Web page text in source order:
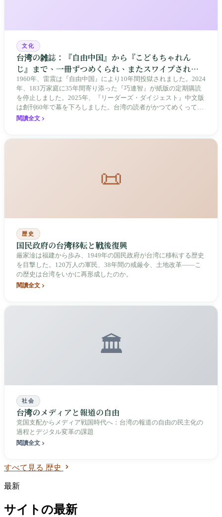
文化
台湾の雑誌：『自由中国』から『こどもちゃれん
じ』まで、一冊ずつめくられ、またスワイプされて
きた読書史
1960年、雷震は『自由中国』により10年間投獄されました。2024
年、183万家庭に35年間寄り添った『巧連智』が紙版の定期購読
を停止しました。2025年、『リーダーズ・ダイジェスト』中文版
は創刊60年で幕を下ろしました。台湾の読者がかつてめくってき
たものは、いま一ページずつスワイプされています。
閱讀全文
📜
歴史
国民政府の台湾移転と戦後復興
厳家淦は福建から歩み、1949年の国民政府が台湾に移転する歴史
を目撃した。120万人の軍民、38年間の戒厳令、土地改革——こ
の歴史は台湾をいかに再形成したのか。
閱讀全文
🏛️
社会
台湾のメディアと報道の自由
党国支配からメディア戦国時代へ：台湾の報道の自由の民主化の
過程とデジタル変革の課題
閱讀全文
すべて見る 歴史
最新
サイトの最新